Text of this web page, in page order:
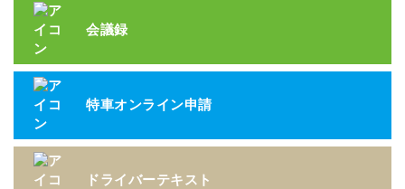
会議録
特車オンライン申請
ドライバーテキスト